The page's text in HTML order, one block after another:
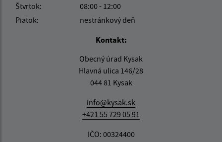
Štvrtok:
08:00 - 12:00
Piatok:
nestránkový deň
Kontakt:
Obecný úrad Kysak
Hlavná ulica 146/28
044 81 Kysak
info@kysak.sk
+421 55 729 05 91
IČO: 00324400